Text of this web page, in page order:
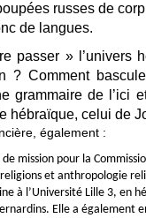
russes de
de langues.
passer »
Comment
grammaire de l’ici
hébraïque, celui de
également :
mission pour la
et anthropologie
à l’Université Lille 3, en
Elle a également